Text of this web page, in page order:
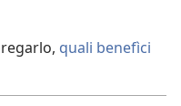
quali benefìci